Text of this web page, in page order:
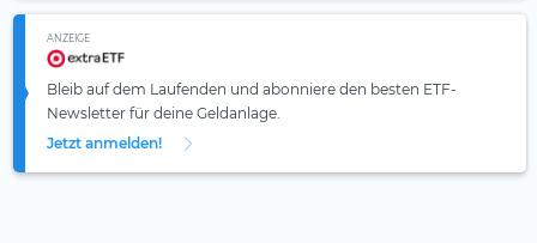
ANZEIGE
Bleib auf dem Laufenden und abonniere den besten ETF-
Newsletter für deine Geldanlage.
Jetzt anmelden!